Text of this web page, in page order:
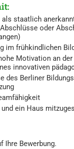
staatlich
oder
im frühkindlichen
Motivation an
innovativen
des Berliner
und ein Haus
Ihre Bewerbung.